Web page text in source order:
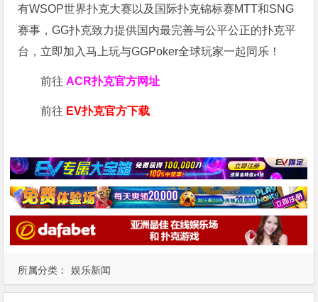
所属分类： 娱乐新闻
有WSOP世界扑克大赛以及国际扑克锦标赛MTT和SNG
赛事，GG扑克致力提供国内最完善与公平公正的扑克平
台，立即加入马上玩与GGPoker全球玩家一起同乐！
前往ACR扑克官方网址
前往 EV扑克官方下载